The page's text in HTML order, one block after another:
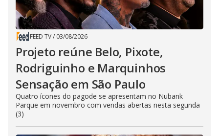
FEED TV/ 03/08/2026
Projeto reúne Belo, Pixote,
Rodriguinho e Marquinhos
Sensação em São Paulo
Quatro ícones do pagode se apresentam no Nubank
Parque em novembro com vendas abertas nesta segunda
(3)